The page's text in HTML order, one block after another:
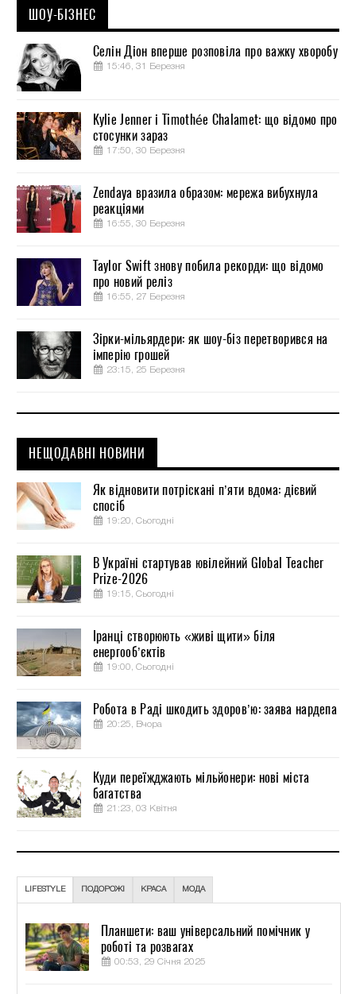
ШОУ-БІЗНЕС
Селін Діон вперше розповіла про важку хворобу
15:46, 31 Березня
Kylie Jenner і Timothée Chalamet: що відомо про
стосунки зараз
17:50, 30 Березня
Zendaya вразила образом: мережа вибухнула
реакціями
16:55, 30 Березня
Taylor Swift знову побила рекорди: що відомо
про новий реліз
16:55, 27 Березня
Зірки-мільярдери: як шоу-біз перетворився на
імперію грошей
23:15, 25 Березня
НЕЩОДАВНІ НОВИНИ
Як відновити потріскані п’яти вдома: дієвий
спосіб
19:20, Сьогодні
В Україні стартував ювілейний Global Teacher
Prize-2026
19:15, Сьогодні
Іранці створюють «живі щити» біля
енергооб’єктів
19:00, Сьогодні
Робота в Раді шкодить здоров’ю: заява нардепа
20:25, Вчора
Куди переїжджають мільйонери: нові міста
багатства
21:23, 03 Квітня
LIFESTYLE ПОДОРОЖІ КРАСА МОДА
Планшети: ваш універсальний помічник у
роботі та розвагах
00:53, 29 Січня 2025